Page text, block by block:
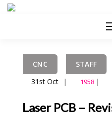
CNC STAFF
31st Oct
| 1958 |
Laser PCB –